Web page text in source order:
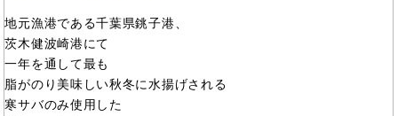
地元漁港である千葉県銚子港、
茨木健波崎港にて
一年を通して最も
脂がのり美味しい秋冬に水揚げされる
寒サバのみ使用した